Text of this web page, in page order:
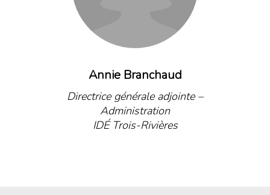
Annie Branchaud
Directrice générale adjointe –
Administration
IDÉ Trois-Rivières